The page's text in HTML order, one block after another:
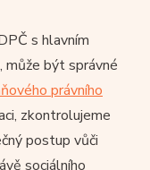
s hlavním
může být správné
právního
zkontrolujeme
postup vůči
sociálního